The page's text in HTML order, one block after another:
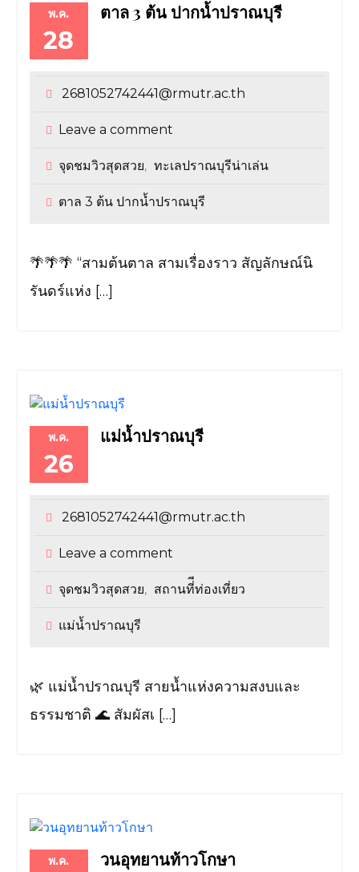
พ.ค.
28
ตาล 3 ต้น ปากน้ำปราณบุรี
2681052742441@rmutr.ac.th
Leave a comment
จุดชมวิวสุดสวย, ทะเลปราณบุรีน่าเล่น
ตาล 3 ต้น ปากน้ำปราณบุรี
🌴🌴🌴 “สามต้นตาล สามเรื่องราว สัญลักษณ์นิ
รันดร์แห่ง […]
พ.ค.
26
แม่น้ำปราณบุรี
2681052742441@rmutr.ac.th
Leave a comment
จุดชมวิวสุดสวย, สถานที่ีท่องเที่ยว
แม่น้ำปราณบุรี
🌿 แม่น้ำปราณบุรี สายน้ำแห่งความสงบและ
ธรรมชาติ 🌊 สัมผัสเ […]
พ.ค. วนอุทยานท้าวโกษา